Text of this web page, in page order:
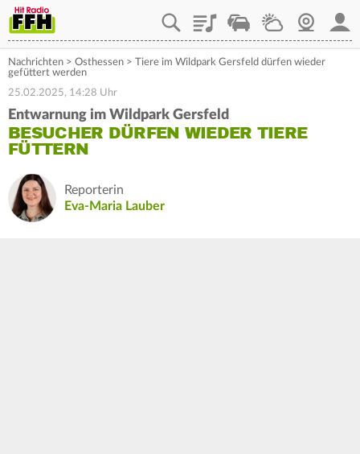
PlaylistStaupilotWetterWebcam
Nachrichten > Osthessen > Tiere im Wildpark Gersfeld dürfen wieder
gefüttert werden
25.02.2025, 14:28 Uhr
Entwarnung im Wildpark Gersfeld
BESUCHER DÜRFEN WIEDER TIERE
FÜTTERN
Reporterin
Eva-Maria Lauber